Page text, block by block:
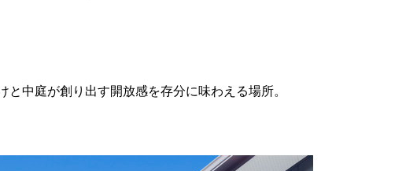
中庭が創り出す開放感を存分に味わえる場所。